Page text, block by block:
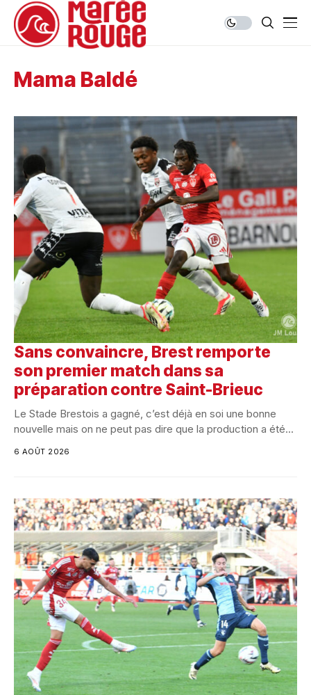
Mama Baldé
Sans convaincre, Brest remporte
son premier match dans sa
préparation contre Saint-Brieuc
Le Stade Brestois a gagné, c’est déjà en soi une bonne
nouvelle mais on ne peut pas dire que la production a été...
6 AOÛT 2026